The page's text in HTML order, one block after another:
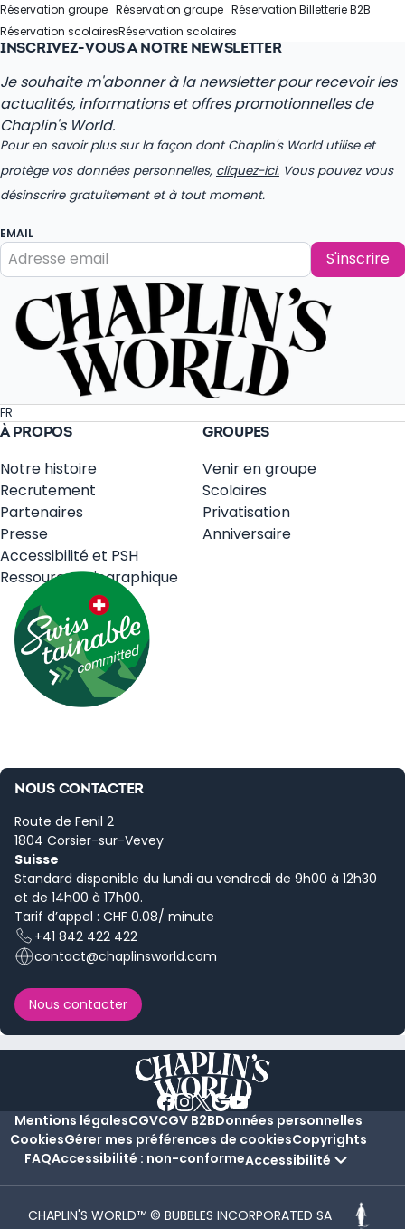
Réservation groupe Réservation groupe Réservation Billetterie B2B
Réservation scolairesRéservation scolaires
INSCRIVEZ-VOUS À NOTRE NEWSLETTER
Je souhaite m'abonner à la newsletter pour recevoir les
actualités, informations et offres promotionnelles de
Chaplin's World.
Pour en savoir plus sur la façon dont Chaplin's World utilise et
protège vos données personnelles, cliquez-ici. Vous pouvez vous
désinscrire gratuitement et à tout moment.
EMAIL
S'inscrire
FR
À PROPOS
Notre histoire
Recrutement
Partenaires
Presse
Accessibilité et PSH
Ressources Biographique
GROUPES
Venir en groupe
Scolaires
Privatisation
Anniversaire
NOUS CONTACTER
Route de Fenil 2
1804 Corsier-sur-Vevey
Suisse
Standard disponible du lundi au vendredi de 9h00 à 12h30
et de 14h00 à 17h00.
Tarif d’appel : CHF 0.08/ minute
+41 842 422 422
contact@chaplinsworld.com
Nous contacter
Mentions légalesCGVCGV B2BDonnées personnelles
CookiesGérer mes préférences de cookiesCopyrights
FAQAccessibilité : non-conformeAccessibilité
CHAPLIN'S WORLD™ © BUBBLES INCORPORATED SA